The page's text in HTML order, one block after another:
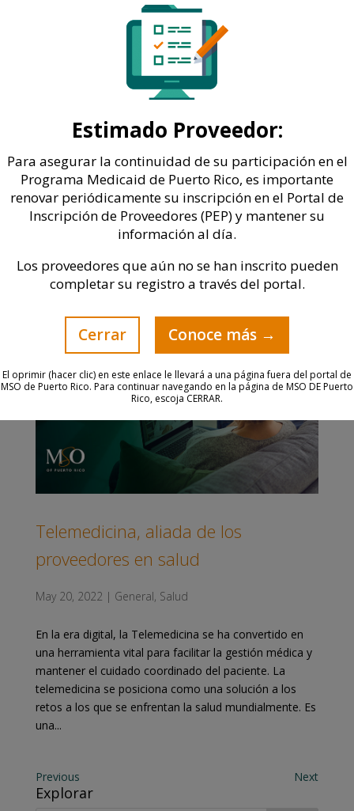
MSO of Puerto Rico: 15 años
elevando y transformando a la
industria de la salud
Ago 15, 2022| General,Salud
Un modelo de cuidado de salud, que se consolida en
Puerto Rico, como una innovadora alternativa para el
bienestar de los pacientes. Con la llegada de MSO a
hoy en la entidad pionera en el apoyo en la práctica...
Telemedicina, aliada de los
proveedores en salud
May 20, 2022 | General, Salud
En la era digital, la Telemedicina se ha convertido en
una herramienta vital para facilitar la gestión médica y
mantener el cuidado coordinado del paciente. La
telemedicina se posiciona como una solución a los
retos a los que se enfrentan la salud mundialmente. Es
una...
Previous Next
Explorar
Estimado Proveedor:
Para asegurar la continuidad de su participación en el
Programa Medicaid de Puerto Rico, es importante
renovar periódicamente su inscripción en el Portal de
Inscripción de Proveedores (PEP) y mantener su
información al día.
Los proveedores que aún no se han inscrito pueden
completar su registro a través del portal.
Cerrar Conoce más →
El oprimir (hacer clic) en este enlace le llevará a una página fuera del portal de
MSO de Puerto Rico. Para continuar navegando en la página de MSO DE Puerto
Rico, escoja CERRAR.